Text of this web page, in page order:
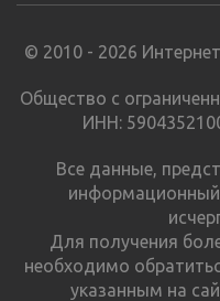
© 2010 - 2026
Общество с
ИНН:
Все данные,
информационный
Для получения
необходимо
указанным на